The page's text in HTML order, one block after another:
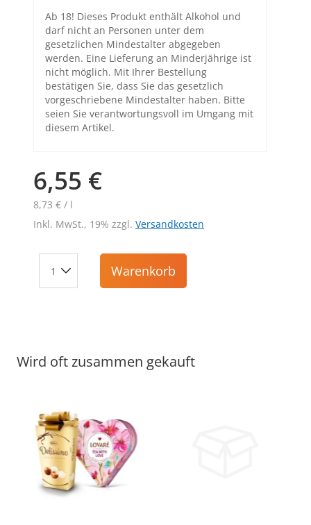
Ab 18! Dieses Produkt enthält Alkohol und
darf nicht an Personen unter dem
gesetzlichen Mindestalter abgegeben
werden. Eine Lieferung an Minderjährige ist
nicht möglich. Mit Ihrer Bestellung
bestätigen Sie, dass Sie das gesetzlich
vorgeschriebene Mindestalter haben. Bitte
seien Sie verantwortungsvoll im Umgang mit
diesem Artikel.
6,55 €
8,73 € / l
Inkl. MwSt., 19% zzgl. Versandkosten
Warenkorb
Wird oft zusammen gekauft